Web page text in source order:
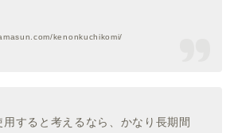
kenonkuchikomi/
すると考えるなら、かなり長期間